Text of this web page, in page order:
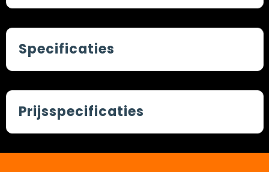
Specificaties
Prijsspecificaties